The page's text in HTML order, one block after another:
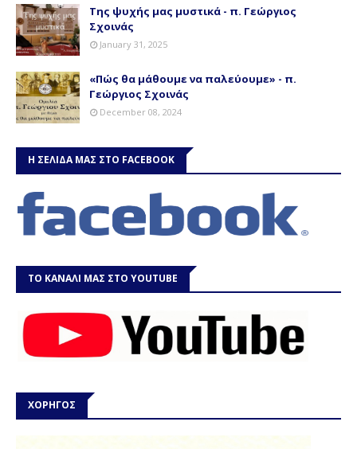
Της ψυχής μας μυστικά - π. Γεώργιος
Σχοινάς
January 31, 2025
«Πώς θα μάθουμε να παλεύουμε» - π.
Γεώργιος Σχοινάς
December 08, 2024
Η ΣΕΛΙΔΑ ΜΑΣ ΣΤΟ FACEBOOK
ΤΟ ΚΑΝΑΛΙ ΜΑΣ ΣΤΟ YOUTUBE
ΧΟΡΗΓΟΣ